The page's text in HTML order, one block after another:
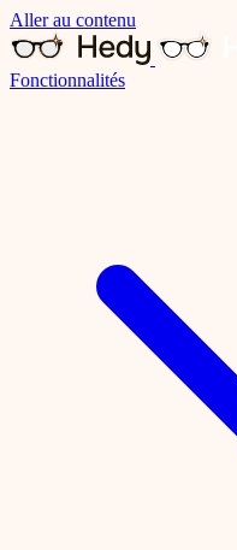
Aller au contenu
Fonctionnalités